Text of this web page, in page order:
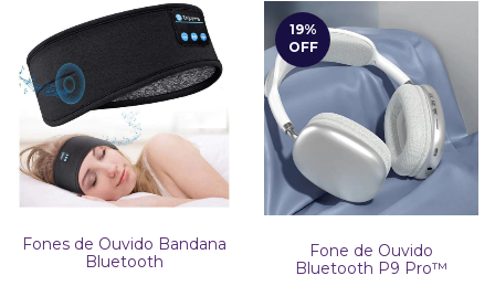
Fones de Ouvido Bandana
Bluetooth
19%
OFF
Fone de Ouvido
Bluetooth P9 Pro™